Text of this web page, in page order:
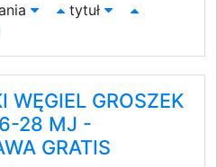
tytuł
WĘGIEL GROSZEK
28 MJ -
GRATIS